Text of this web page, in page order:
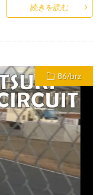
続きを読む
86/brz